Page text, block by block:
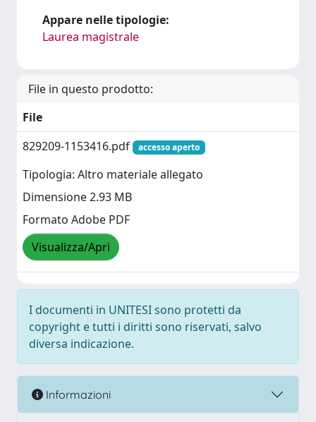
Appare nelle tipologie:
Laurea magistrale
File in questo prodotto:
File
829209-1153416.pdf
accesso aperto
Tipologia: Altro materiale allegato
Dimensione 2.93 MB
Formato Adobe PDF
Visualizza/Apri
I documenti in UNITESI sono protetti da
copyright e tutti i diritti sono riservati, salvo
diversa indicazione.
Informazioni